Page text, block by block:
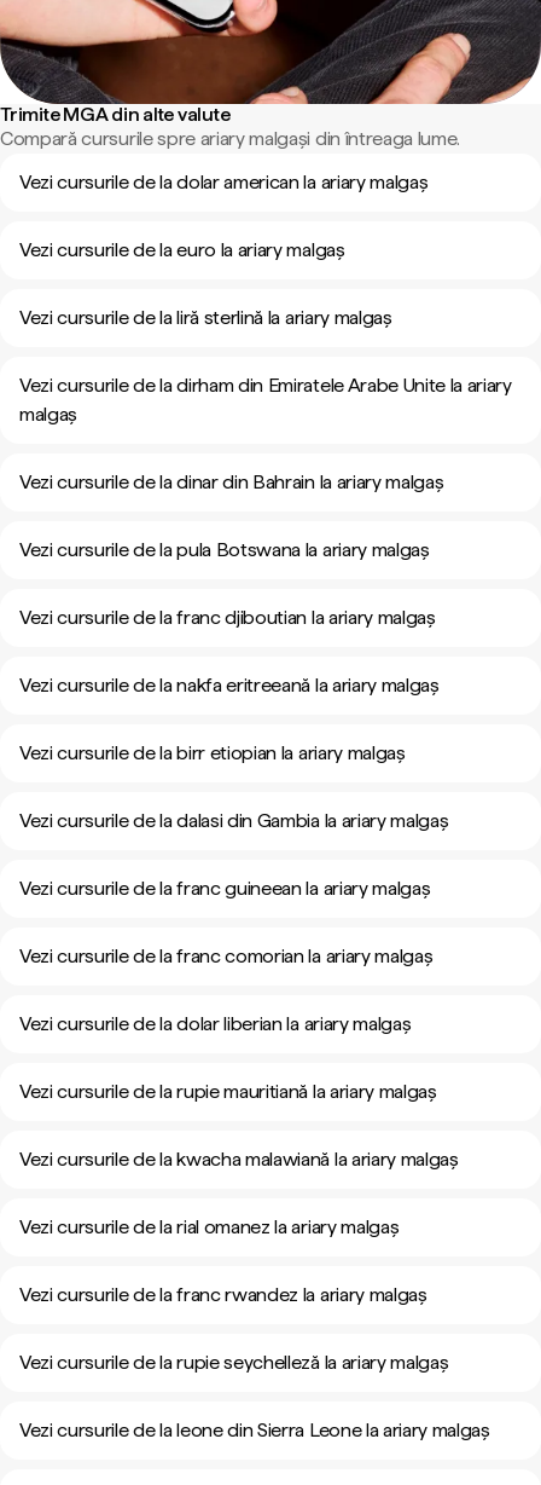
Trimite MGA din alte valute
Compară cursurile spre ariary malgași din întreaga lume.
Vezi cursurile de la dolar american la ariary malgaș
Vezi cursurile de la euro la ariary malgaș
Vezi cursurile de la liră sterlină la ariary malgaș
Vezi cursurile de la dirham din Emiratele Arabe Unite la ariary
malgaș
Vezi cursurile de la dinar din Bahrain la ariary malgaș
Vezi cursurile de la pula Botswana la ariary malgaș
Vezi cursurile de la franc djiboutian la ariary malgaș
Vezi cursurile de la nakfa eritreeană la ariary malgaș
Vezi cursurile de la birr etiopian la ariary malgaș
Vezi cursurile de la dalasi din Gambia la ariary malgaș
Vezi cursurile de la franc guineean la ariary malgaș
Vezi cursurile de la franc comorian la ariary malgaș
Vezi cursurile de la dolar liberian la ariary malgaș
Vezi cursurile de la rupie mauritiană la ariary malgaș
Vezi cursurile de la kwacha malawiană la ariary malgaș
Vezi cursurile de la rial omanez la ariary malgaș
Vezi cursurile de la franc rwandez la ariary malgaș
Vezi cursurile de la rupie seychelleză la ariary malgaș
Vezi cursurile de la leone din Sierra Leone la ariary malgaș